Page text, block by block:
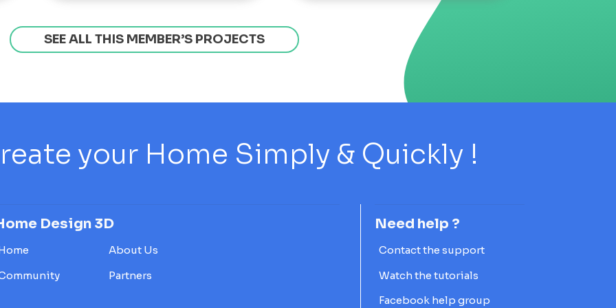
SEE ALL THIS MEMBER’S PROJECTS
your Home Simply & Quickly !
Design 3D
About Us
Partners
Need help ?
Contact the support
Watch the tutorials
Facebook help group